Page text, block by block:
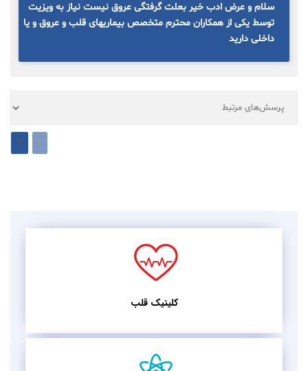
سلام و عرض ادب خیر بعلت گرفتگی عروق نیست نیاز به ویزیت
توسط یکی از همکاران محترم متخصص بیماریهای قلب و عروق و یا
داخلی دارید
1
2
کلینیک قلب